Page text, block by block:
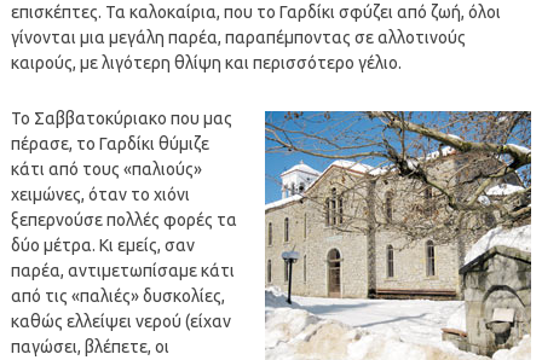
επισκέπτες. Τα καλοκαίρια, που το Γαρδίκι σφύζει από ζωή, όλοι
γίνονται μια μεγάλη παρέα, παραπέμποντας σε αλλοτινούς
καιρούς, με λιγότερη θλίψη και περισσότερο γέλιο.
Το Σαββατοκύριακο που μας
πέρασε, το Γαρδίκι θύμιζε
κάτι από τους «παλιούς»
χειμώνες, όταν το χιόνι
ξεπερνούσε πολλές φορές τα
δύο μέτρα. Κι εμείς, σαν
παρέα, αντιμετωπίσαμε κάτι
από τις «παλιές» δυσκολίες,
καθώς ελλείψει νερού (είχαν
παγώσει, βλέπετε, οι